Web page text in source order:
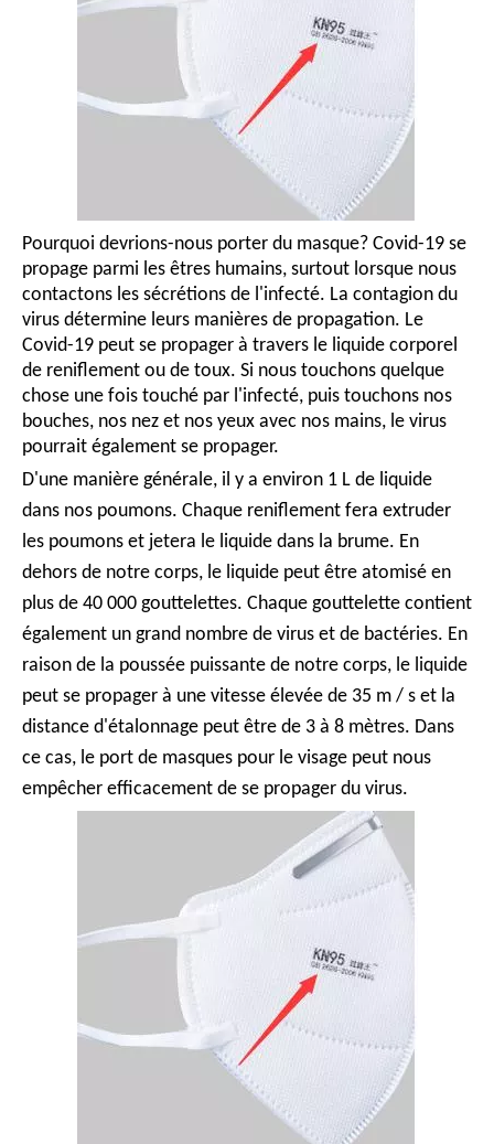
Pourquoi devrions-nous porter du masque? Covid-19 se
propage parmi les êtres humains, surtout lorsque nous
contactons les sécrétions de l'infecté. La contagion du
virus détermine leurs manières de propagation. Le
Covid-19 peut se propager à travers le liquide corporel
de reniflement ou de toux. Si nous touchons quelque
chose une fois touché par l'infecté, puis touchons nos
bouches, nos nez et nos yeux avec nos mains, le virus
pourrait également se propager.
D'une manière générale, il y a environ 1 L de liquide
dans nos poumons. Chaque reniflement fera extruder
les poumons et jetera le liquide dans la brume. En
dehors de notre corps, le liquide peut être atomisé en
plus de 40 000 gouttelettes. Chaque gouttelette contient
également un grand nombre de virus et de bactéries. En
raison de la poussée puissante de notre corps, le liquide
peut se propager à une vitesse élevée de 35 m / s et la
distance d'étalonnage peut être de 3 à 8 mètres. Dans
ce cas, le port de masques pour le visage peut nous
empêcher efficacement de se propager du virus.